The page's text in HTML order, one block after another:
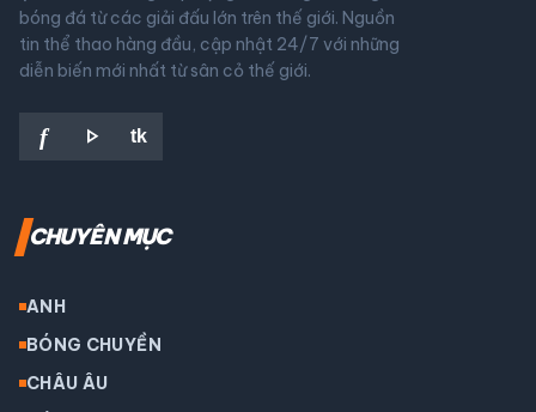
bóng đá từ các giải đấu lớn trên thế giới. Nguồn
tin thể thao hàng đầu, cập nhật 24/7 với những
diễn biến mới nhất từ sân cỏ thế giới.
f play_arrow tk
CHUYÊN MỤC
ANH
BÓNG CHUYỀN
CHÂU ÂU